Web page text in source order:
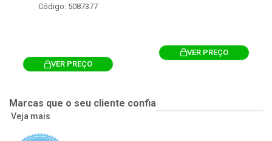
Código: 5087377
VER PREÇO
VER PREÇO
Marcas que o seu cliente confia
Veja mais